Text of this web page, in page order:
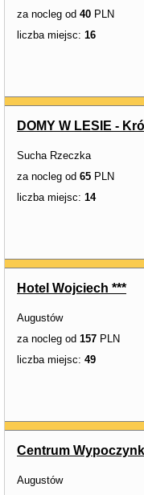
za nocleg od 40 PLN
liczba miejsc: 16
DOMY W LESIE -
Sucha Rzeczka
za nocleg od 65 PLN
liczba miejsc: 14
Hotel Wojciech ***
Augustów
za nocleg od 157 PLN
liczba miejsc: 49
Centrum
Augustów